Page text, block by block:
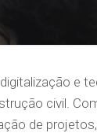
e
civil.
de projetos,